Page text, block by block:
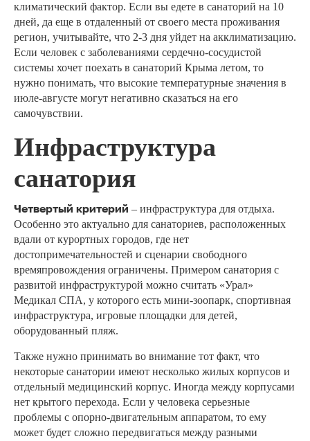
климатический фактор. Если вы едете в санаторий на 10
дней, да еще в отдаленный от своего места проживания
регион, учитывайте, что 2-3 дня уйдет на акклиматизацию.
Если человек с заболеваниями сердечно-сосудистой
системы хочет поехать в санаторий Крыма летом, то
нужно понимать, что высокие температурные значения в
июле-августе могут негативно сказаться на его
самочувствии.
Инфраструктура
санатория
Четвертый критерий – инфраструктура для отдыха.
Особенно это актуально для санаториев, расположенных
вдали от курортных городов, где нет
достопримечательностей и сценарии свободного
времяпровождения ограничены. Примером санатория с
развитой инфраструктурой можно считать «Урал»
Медикал СПА, у которого есть мини-зоопарк, спортивная
инфраструктура, игровые площадки для детей,
оборудованный пляж.
Также нужно принимать во внимание тот факт, что
некоторые санатории имеют несколько жилых корпусов и
отдельный медицинский корпус. Иногда между корпусами
нет крытого перехода. Если у человека серьезные
проблемы с опорно-двигательным аппаратом, то ему
может будет сложно передвигаться между разными